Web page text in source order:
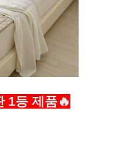
1등 제품🔥